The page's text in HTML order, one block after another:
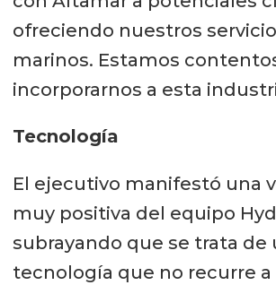
ofreciendo nuestros
marinos. Estamos
incorporarnos a esta
Tecnología
El ejecutivo manifestó una
muy positiva del equipo
subrayando que se trata de
tecnología que no recurre